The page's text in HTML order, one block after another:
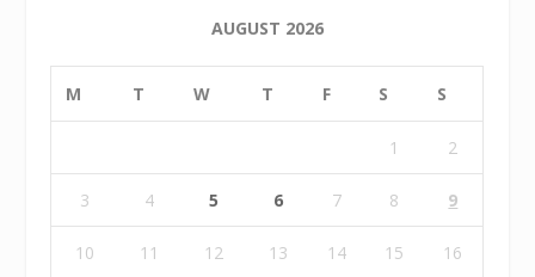
AUGUST 2026
M T W T F S S
1 2
3 4 5 6 7 8 9
10 11 12 13 14 15 16